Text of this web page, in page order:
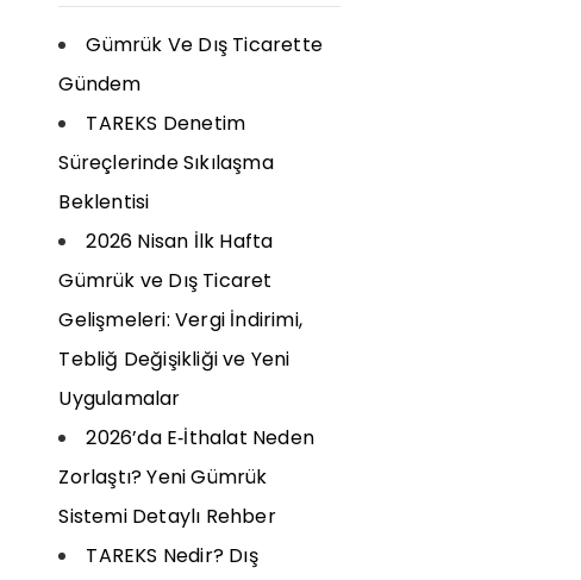
Gümrük Ve Dış Ticarette
Gündem
TAREKS Denetim
Süreçlerinde Sıkılaşma
Beklentisi
2026 Nisan İlk Hafta
Gümrük ve Dış Ticaret
Gelişmeleri: Vergi İndirimi,
Tebliğ Değişikliği ve Yeni
Uygulamalar
2026’da E‑İthalat Neden
Zorlaştı? Yeni Gümrük
Sistemi Detaylı Rehber
TAREKS Nedir? Dış